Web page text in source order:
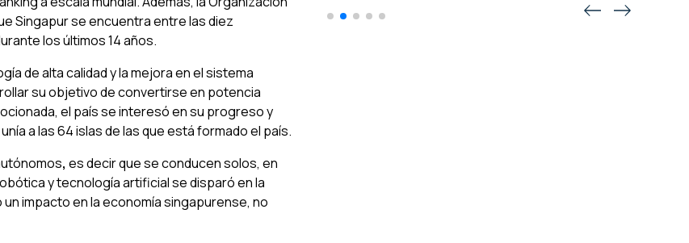
Singapur se encuentra entre las diez
los últimos 14 años.
de alta calidad y la mejora en el sistema
su objetivo de convertirse en potencia
el país se interesó en su progreso y
a las 64 islas de las que está formado el país.
, es decir que se conducen solos, en
y tecnología artificial se disparó en la
impacto en la economía singapurense, no